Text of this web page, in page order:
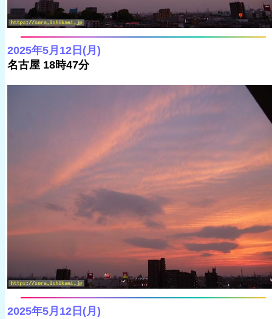
2025年5月12日(月)
名古屋 18時47分
2025年5月12日(月)